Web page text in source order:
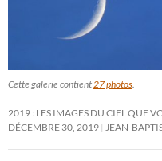
Cette galerie contient27 photos.
2019 : LES IMAGES DU CIEL QUE
DÉCEMBRE 30, 2019 JEAN-